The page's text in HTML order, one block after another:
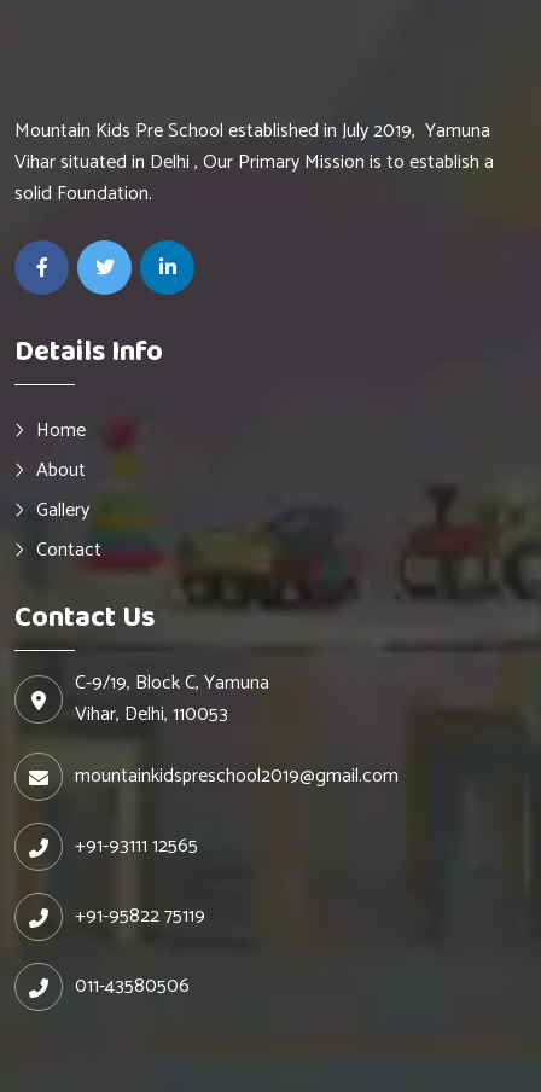
Mountain Kids Pre School established in July 2019, Yamuna
Vihar situated in Delhi , Our Primary Mission is to establish a
solid Foundation.
Details Info
Home
About
Gallery
Contact
Contact Us
C-9/19, Block C, Yamuna
Vihar, Delhi, 110053
mountainkidspreschool2019@gmail.com
+91-93111 12565
+91-95822 75119
011-43580506